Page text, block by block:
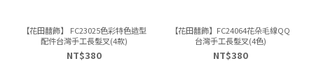
【花田囍飾】 FC23025色彩特色造型
配件台灣手工長髮叉(4款)
NT$380
【花田囍飾】FC24064花朵毛線QQ
台灣手工長髮叉(4色)
NT$380